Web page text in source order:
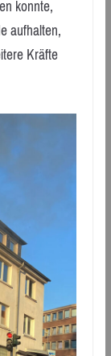
konnte,
aufhalten,
Kräfte